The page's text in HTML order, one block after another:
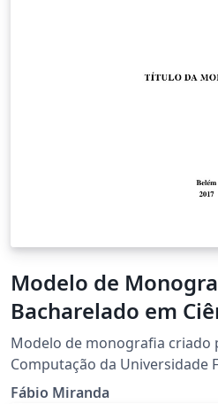
Modelo de
Bacharelado em
Computação da
Federal do Pará
Modelo de monografia criado
Computação da Universidade
da classe abntex2.
Fábio Miranda